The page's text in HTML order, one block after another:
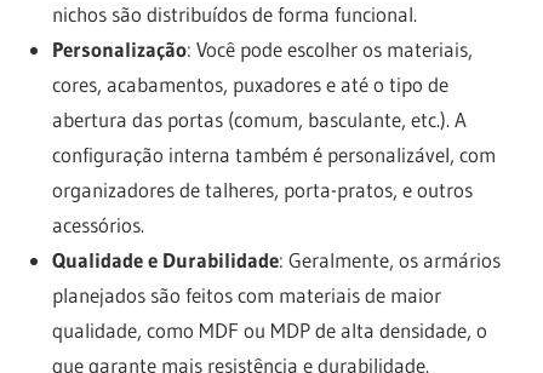
nichos são distribuídos de forma funcional.
Personalização: Você pode escolher os materiais,
cores, acabamentos, puxadores e até o tipo de
abertura das portas (comum, basculante, etc.). A
configuração interna também é personalizável, com
organizadores de talheres, porta-pratos, e outros
acessórios.
Qualidade e Durabilidade: Geralmente, os armários
planejados são feitos com materiais de maior
qualidade, como MDF ou MDP de alta densidade, o
que garante mais resistência e durabilidade.